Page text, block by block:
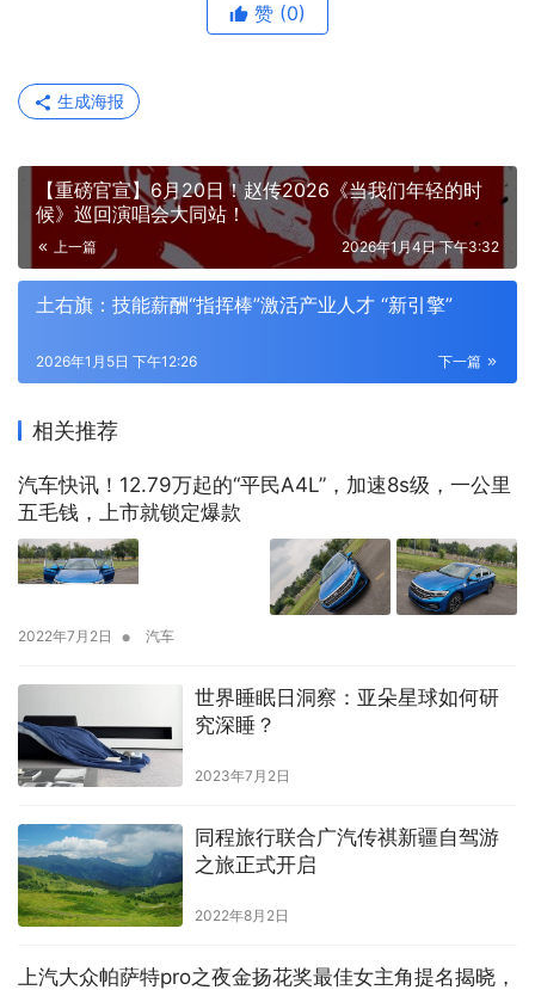
赞 (0)
生成海报
【重磅官宣】6月20日！赵传2026《当我们年轻的时
候》巡回演唱会大同站！
上一篇 2026年1月4日 下午3:32
土右旗：技能薪酬“指挥棒”激活产业人才 “新引擎”
下一篇
2026年1月5日 下午12:26
相关推荐
汽车快讯！12.79万起的“平民A4L”，加速8s级，一公里
五毛钱，上市就锁定爆款
2022年7月2日 • 汽车
世界睡眠日洞察：亚朵星球如何研
究深睡？
2023年7月2日
同程旅行联合广汽传祺新疆自驾游
之旅正式开启
2022年8月2日
上汽大众帕萨特pro之夜金扬花奖最佳女主角提名揭晓，